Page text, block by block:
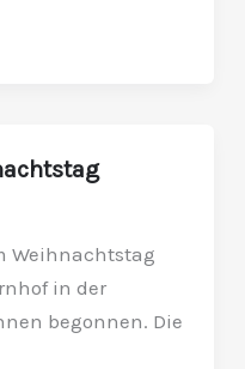
Weihnachtstag
in der
begonnen. Die